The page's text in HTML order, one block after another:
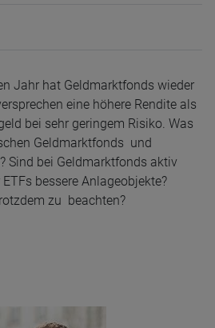
Jahr hat Geldmarktfonds wieder
eine höhere Rendite als
bei sehr geringem Risiko. Was
Geldmarktfonds und
Sind bei Geldmarktfonds aktiv
bessere Anlageobjekte?
zu beachten?